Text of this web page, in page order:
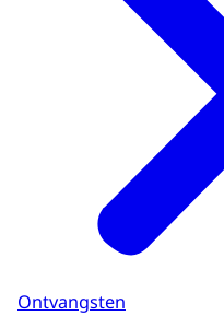
Ontvangsten